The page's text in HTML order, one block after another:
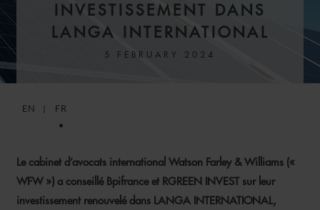
INVESTISSEMENT DANS
LANGA INTERNATIONAL
5 FEBRUARY 2024
EN FR
Le cabinet d’avocats international Watson Farley & Williams («
WFW ») a conseillé Bpifrance et RGREEN INVEST sur leur
investissement renouvelé dans LANGA INTERNATIONAL,